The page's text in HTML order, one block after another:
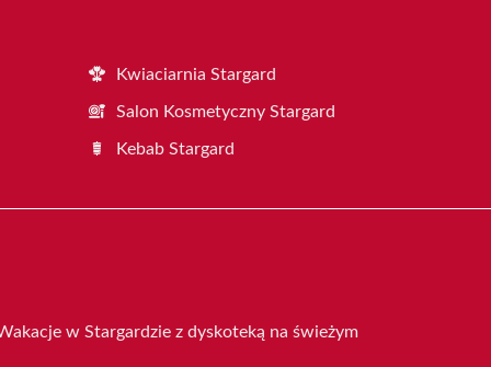
Kwiaciarnia Stargard
Salon Kosmetyczny Stargard
Kebab Stargard
w Stargardzie z dyskoteką na świeżym